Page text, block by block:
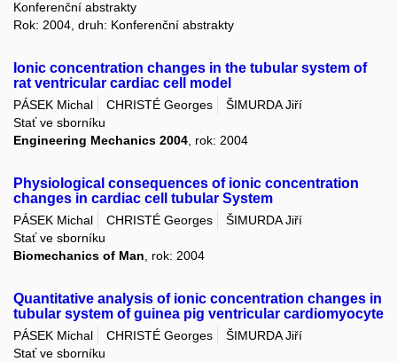
Konferenční abstrakty
Rok: 2004, druh: Konferenční abstrakty
Ionic concentration changes in the tubular system of
rat ventricular cardiac cell model
PÁSEK Michal CHRISTÉ Georges
ŠIMURDA Jiří
Stať ve sborníku
Engineering Mechanics 2004 , rok: 2004
Physiological consequences of ionic concentration
changes in cardiac cell tubular System
PÁSEK Michal CHRISTÉ Georges
ŠIMURDA Jiří
Stať ve sborníku
Biomechanics of Man , rok: 2004
Quantitative analysis of ionic concentration changes in
tubular system of guinea pig ventricular cardiomyocyte
PÁSEK Michal CHRISTÉ Georges
ŠIMURDA Jiří
Stať ve sborníku